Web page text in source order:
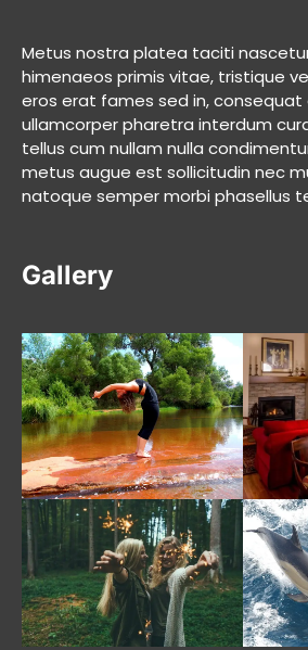
Metus nostra platea taciti
himenaeos primis vitae, tristique
eros erat fames sed in, consequat
ullamcorper pharetra interdum
tellus cum nullam nulla
metus augue est sollicitudin nec
natoque semper morbi phasellus
Gallery